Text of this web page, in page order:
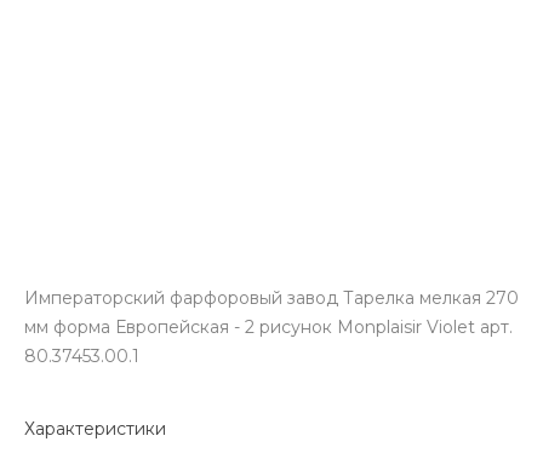
Императорский фарфоровый завод Тарелка мелкая 270
мм форма Европейская - 2 рисунок Monplaisir Violet арт.
80.37453.00.1
Характеристики